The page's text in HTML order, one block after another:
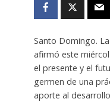
Santo Domingo.
afirmó este
el presente y el
germen de una
aporte al